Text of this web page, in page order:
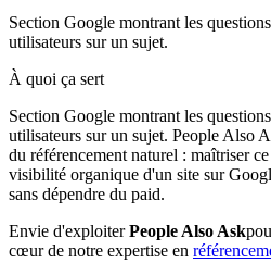
Section Google montrant les
utilisateurs sur un sujet.
À quoi ça sert
Section Google montrant les
utilisateurs sur un sujet. People Also
du référencement naturel : maîtriser
visibilité organique d'un site sur
sans dépendre du paid.
Envie d'exploiterPeople Also Ask
cœur de notre expertise en